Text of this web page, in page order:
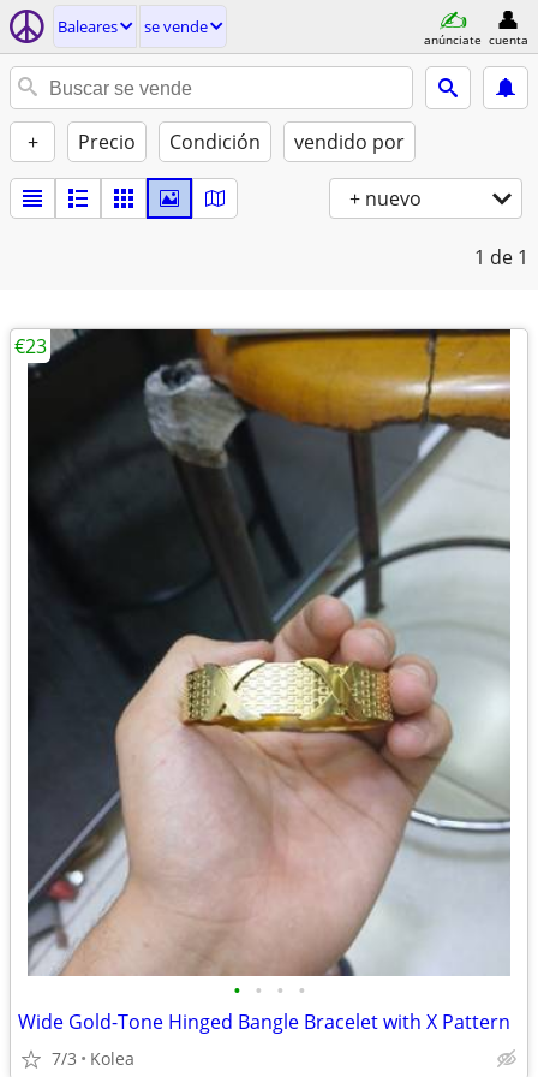
Baleares se vende
anúnciate cuenta
+ Precio Condición vendido por
+ nuevo
1 de 1
• • • •
Wide Gold-Tone Hinged Bangle Bracelet with X Pattern
7/3 Kolea
€23